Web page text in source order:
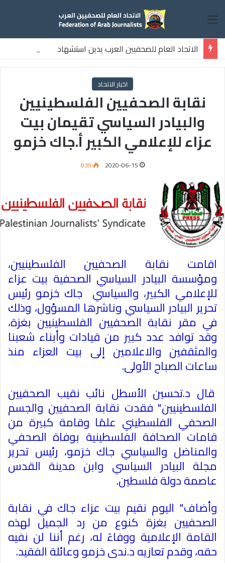
القائمة
الاتحاد العام للصحفيين العرب يدين استشهاد
ثلاثة صحفيين فلسطينيين باستهداف إسرائيلي وسط قطاع غزة
اخبار الاتحاد
نقابة الصحفيين الفلسطينيين
والبيادر السياسي تقيمان بيت
عزاء للإعلامي الكبير أ.جاك خزمو
2020-06-15
839
اقامت نقابة الصحفيين الفلسطينيين،
ومؤسسة البيادر السياسي الصحفية بيت عزاء
للإعلامي الكبير، والسياسي جاك خزمو رئيس
تحرير البيادر السياسي وناشرها المسؤول، وذلك
في مقر نقابة الصحفيين الفلسطينيين بغزة،
وقد توافد عدد كبير من قيادات وأبناء شعبنا
والمثقفين والاعلامين إلى بيت العزاء منذ
ساعات الصباح الأولى.
قال د.تحسين الأسطل نائب نقيب الصحفيين
الفلسطينيين" فقدت نقابة الصحفيين والجسم
الصحفي الفلسطيني علمًا وقامة كبيرة من
قامات الصحافة الفلسطينية بوفاة الصحفي
والمناضل والسياسي جاك خزمو، رئيس تحرير
مجلة البيادر السياسي وابن مدينة القدس
عاصمة دولة فلسطين.
وأضاف" اليوم نقيم بيت عزاء جاك في نقابة
الصحفيين بغزة كنوع من رد الجميل لهذه
القامة الإعلامية ووفاءً له، رغم أننا لن نفيه
حقه، وقدم تعازيه د.ندى خزمو وعائلة الفقيد.